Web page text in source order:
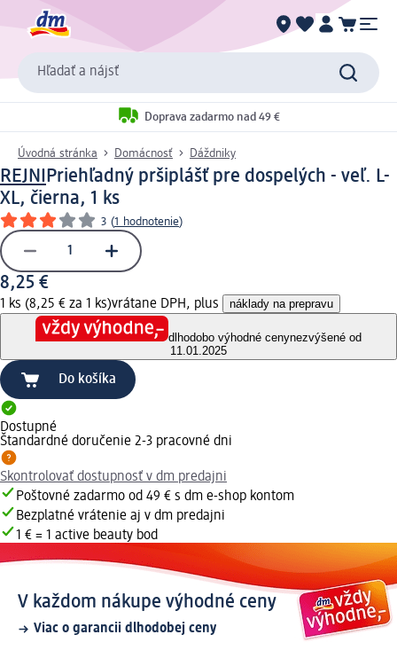
Hľadať a nájsť
Doprava zadarmo nad 49 €
Úvodná stránka Domácnosť Dáždniky
REJNI Priehľadný pršiplášť pre dospelých - veľ. L-
XL, čierna, 1 ks
3 (1 hodnotenie)
8,25 €
1 ks (8,25 € za 1 ks)vrátane DPH, plus náklady na prepravu
dlhodobo výhodné cenynezvýšené od
11.01.2025
Do košíka
Dostupné
Štandardné doručenie 2-3 pracovné dni
Skontrolovať dostupnosť v dm predajni
Poštovné zadarmo od 49 € s dm e-shop kontom
Bezplatné vrátenie aj v dm predajni
1 € = 1 active beauty bod
V každom nákupe výhodné ceny
Viac o garancii dlhodobej ceny